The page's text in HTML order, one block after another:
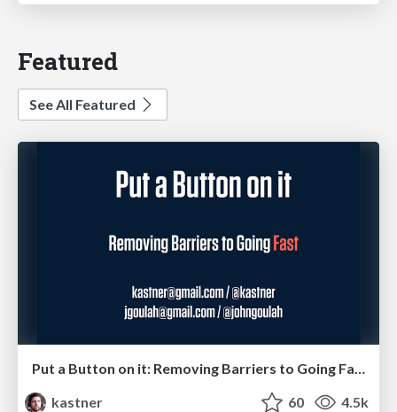
Featured
See All Featured
Put a Button on it: Removing Barriers to Going Fast.
kastner
60 4.5k